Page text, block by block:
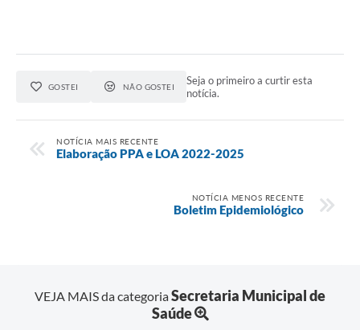
GOSTEI NÃO GOSTEI
Seja o primeiro a curtir esta
notícia.
NOTÍCIA MAIS RECENTE
Elaboração PPA e LOA 2022-2025
NOTÍCIA MENOS RECENTE
Boletim Epidemiológico
VEJA MAIS da categoriaSecretaria Municipal de
Saúde